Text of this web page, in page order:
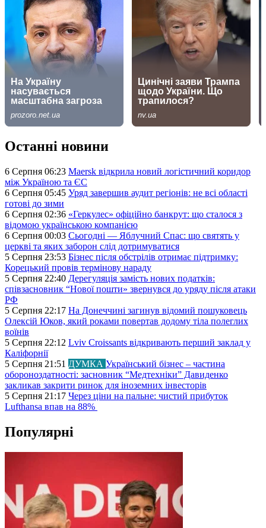
Останні новини
6 Серпня 06:23 Maersk відкрила новий логістичний коридор
між Україною та ЄС
6 Серпня 05:45 Уряд завершив аудит регіонів: не всі області
готові до зими
6 Серпня 02:36 «Геркулес» офіційно банкрут: що сталося з
відомою українською компанією
6 Серпня 00:03 Сьогодні — Яблучний Спас: що святять у
церкві та яких заборон слід дотримуватися
5 Серпня 23:53 Бізнес після обстрілів отримає підтримку:
Корецький провів термінову нараду
5 Серпня 22:40 Дерегуляція замість нових податків:
співзасновник “Нової пошти» звернувся до уряду після атаки
РФ
5 Серпня 22:17 На Донеччині загинув відомий пошуковець
Олексій Юков, який роками повертав додому тіла полеглих
воїнів
5 Серпня 22:12 Lviv Croissants відкривають перший заклад у
Каліфорнії
5 Серпня 21:51 ДУМКА Український бізнес – частина
обороноздатності: засновник “Медтехніки” Давиденко
закликав закрити ринок для іноземних інвесторів
5 Серпня 21:17 Через ціни на пальне: чистий прибуток
Lufthansa впав на 88%
Популярні